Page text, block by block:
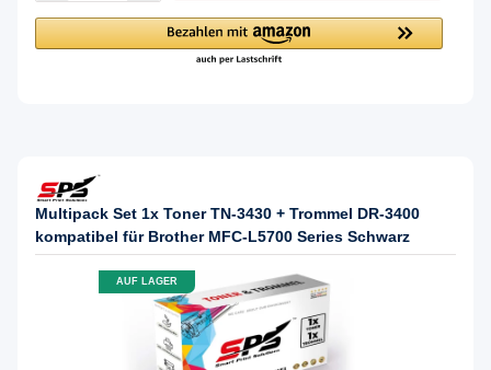
Multipack Set 1x Toner TN-3430 + Trommel DR-3400
kompatibel für Brother MFC-L5700 Series Schwarz
AUF LAGER